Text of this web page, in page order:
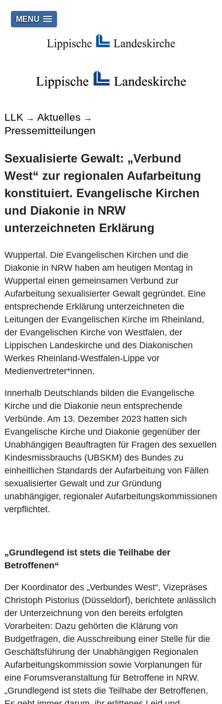
MENU
LLK→ Aktuelles →
Pressemitteilungen
Sexualisierte Gewalt: „Verbund
West“ zur regionalen Aufarbeitung
konstituiert. Evangelische Kirchen
und Diakonie in NRW
unterzeichneten Erklärung
Wuppertal. Die Evangelischen Kirchen und die
Diakonie in NRW haben am heutigen Montag in
Wuppertal einen gemeinsamen Verbund zur
Aufarbeitung sexualisierter Gewalt gegründet. Eine
entsprechende Erklärung unterzeichneten die
Leitungen der Evangelischen Kirche im Rheinland,
der Evangelischen Kirche von Westfalen, der
Lippischen Landeskirche und des Diakonischen
Werkes Rheinland-Westfalen-Lippe vor
Medienvertreter*innen.
Innerhalb Deutschlands bilden die Evangelische
Kirche und die Diakonie neun entsprechende
Verbünde. Am 13. Dezember 2023 hatten sich
Evangelische Kirche und Diakonie gegenüber der
Unabhängigen Beauftragten für Fragen des sexuellen
Kindesmissbrauchs (UBSKM) des Bundes zu
einheitlichen Standards der Aufarbeitung von Fällen
sexualisierter Gewalt und zur Gründung
unabhängiger, regionaler Aufarbeitungskommissionen
verpflichtet.
„Grundlegend ist stets die Teilhabe der
Betroffenen“
Der Koordinator des „Verbundes West“, Vizepräses
Christoph Pistorius (Düsseldorf), berichtete anlässlich
der Unterzeichnung von den bereits erfolgten
Vorarbeiten: Dazu gehörten die Klärung von
Budgetfragen, die Ausschreibung einer Stelle für die
Geschäftsführung der Unabhängigen Regionalen
Aufarbeitungskommission sowie Vorplanungen für
eine Forumsveranstaltung für Betroffene in NRW.
„Grundlegend ist stets die Teilhabe der Betroffenen,